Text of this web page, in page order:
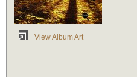
View Album Art